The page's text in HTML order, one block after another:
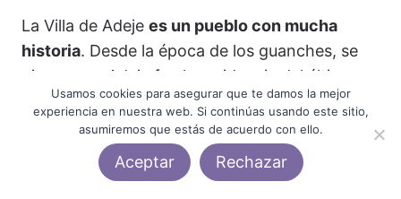
La Villa de Adeje es un pueblo con mucha
historia. Desde la época de los guanches, se
piensa que Adeje fue la residencia del último
rey aborigen que gobernó toda Tenerife,
Tinerfe el Grande. Tras su muerte, sus nueve
hijos se repartieron la isla en pequeños reinos,
quedando Adeje como uno de ellos. Con la
Usamos cookies para asegurar que te damos la mejor
experiencia en nuestra web. Si continúas usando este sitio,
asumiremos que estás de acuerdo con ello.
Aceptar Rechazar